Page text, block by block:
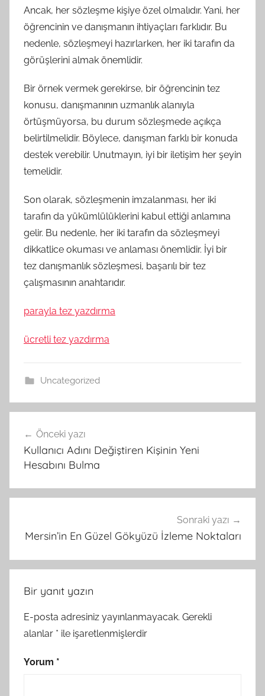
Ancak, her sözleşme kişiye özel olmalıdır. Yani, her
öğrencinin ve danışmanın ihtiyaçları farklıdır. Bu
nedenle, sözleşmeyi hazırlarken, her iki tarafın da
görüşlerini almak önemlidir.
Bir örnek vermek gerekirse, bir öğrencinin tez
konusu, danışmanının uzmanlık alanıyla
örtüşmüyorsa, bu durum sözleşmede açıkça
belirtilmelidir. Böylece, danışman farklı bir konuda
destek verebilir. Unutmayın, iyi bir iletişim her şeyin
temelidir.
Son olarak, sözleşmenin imzalanması, her iki
tarafın da yükümlülüklerini kabul ettiği anlamına
gelir. Bu nedenle, her iki tarafın da sözleşmeyi
dikkatlice okuması ve anlaması önemlidir. İyi bir
tez danışmanlık sözleşmesi, başarılı bir tez
çalışmasının anahtarıdır.
parayla tez yazdırma
ücretli tez yazdırma
Uncategorized
gezinmesi
Önceki yazı
Kullanıcı Adını Değiştiren Kişinin Yeni
Hesabını Bulma
Sonraki yazı
Mersin’in En Güzel Gökyüzü İzleme Noktaları
Bir yanıt yazın
E-posta adresiniz yayınlanmayacak. Gerekli
alanlar * ile işaretlenmişlerdir
Yorum *